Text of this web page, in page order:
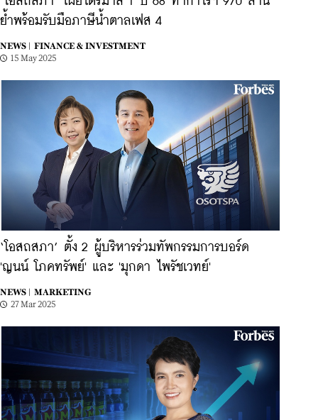
ย้ำพร้อมรับมือภาษีน้ำตาลเฟส 4
NEWS |
FINANCE & INVESTMENT
15 May 2025
‘โอสถสภา’ ตั้ง 2 ผู้บริหารร่วมทัพกรรมการบอร์ด
'ญนน์ โภคทรัพย์' และ 'มุกดา ไพรัชเวทย์'
NEWS |
MARKETING
27 Mar 2025